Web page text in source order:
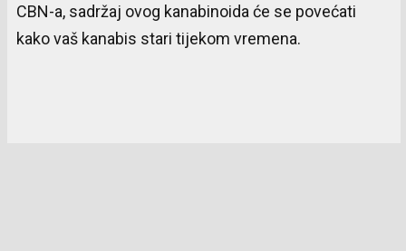
CBN-a, sadržaj ovog kanabinoida će se povećati
kako vaš kanabis stari tijekom vremena.